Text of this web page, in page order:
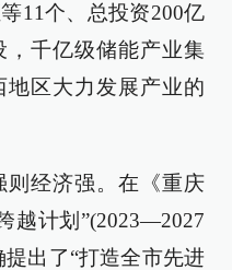
11个、总投资200亿
，千亿级储能产业集
地区大力发展产业的
则经济强。在《重庆
越计划”(2023—2027
出了“打造全市先进